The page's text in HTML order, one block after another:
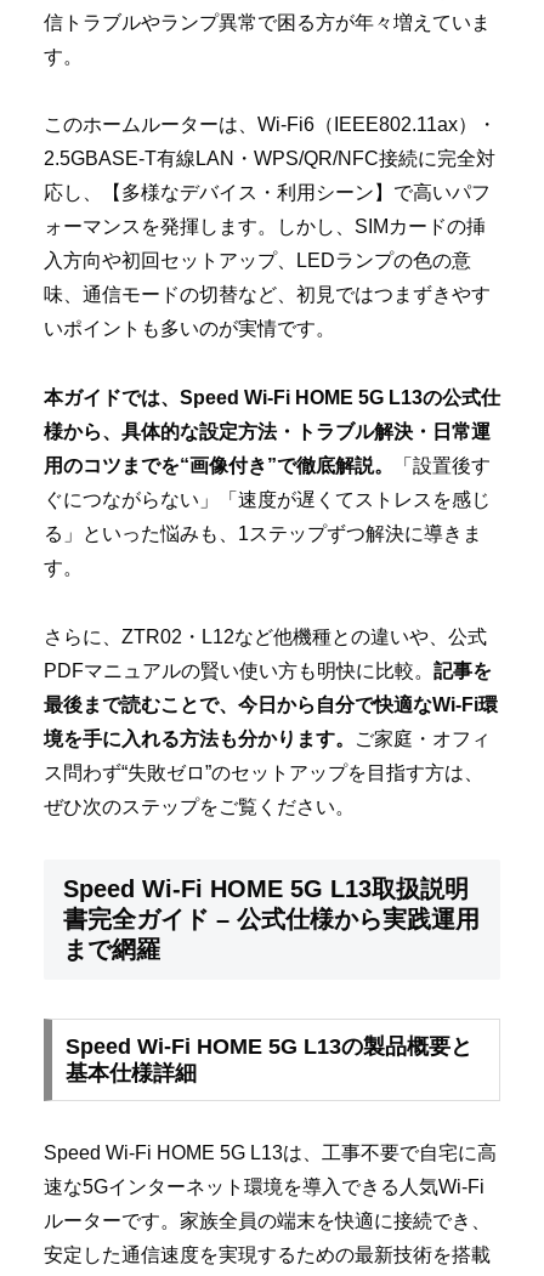
信トラブルやランプ異常で困る方が年々増えていま
す。
このホームルーターは、Wi-Fi6（IEEE802.11ax）・
2.5GBASE-T有線LAN・WPS/QR/NFC接続に完全対
応し、【多様なデバイス・利用シーン】で高いパフ
ォーマンスを発揮します。しかし、SIMカードの挿
入方向や初回セットアップ、LEDランプの色の意
味、通信モードの切替など、初見ではつまずきやす
いポイントも多いのが実情です。
本ガイドでは、Speed Wi-Fi HOME 5G L13の公式仕
様から、具体的な設定方法・トラブル解決・日常運
用のコツまでを“画像付き”で徹底解説。
「設置後す
ぐにつながらない」「速度が遅くてストレスを感じ
る」といった悩みも、1ステップずつ解決に導きま
す。
さらに、ZTR02・L12など他機種との違いや、公式
PDFマニュアルの賢い使い方も明快に比較。 記事を
最後まで読むことで、今日から自分で快適なWi-Fi環
境を手に入れる方法も分かります。
ご家庭・オフィ
ス問わず“失敗ゼロ”のセットアップを目指す方は、
ぜひ次のステップをご覧ください。
Speed Wi-Fi HOME 5G L13取扱説明
書完全ガイド – 公式仕様から実践運用
まで網羅
Speed Wi-Fi HOME 5G L13の製品概要と
基本仕様詳細
Speed Wi-Fi HOME 5G L13は、工事不要で自宅に高
速な5Gインターネット環境を導入できる人気Wi-Fi
ルーターです。家族全員の端末を快適に接続でき、
安定した通信速度を実現するための最新技術を搭載